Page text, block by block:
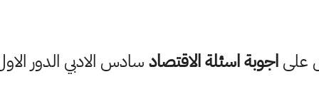
علىاجوبة اسئلة الاقتصادسادس الادبي الدور الاول